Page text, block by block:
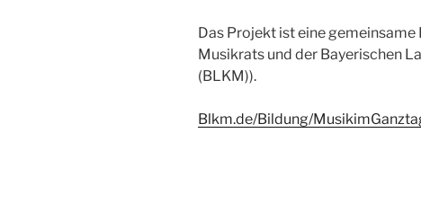
Das Projekt ist eine
Musikrats und der Bayerischen
(BLKM)).
Blkm.de/Bildung/